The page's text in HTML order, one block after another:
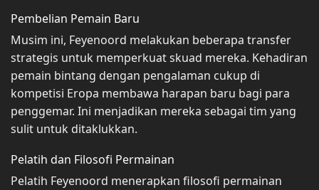
Pembelian Pemain Baru
Musim ini, Feyenoord melakukan beberapa transfer
strategis untuk memperkuat skuad mereka. Kehadiran
pemain bintang dengan pengalaman cukup di
kompetisi Eropa membawa harapan baru bagi para
penggemar. Ini menjadikan mereka sebagai tim yang
sulit untuk ditaklukkan.
Pelatih dan Filosofi Permainan
Pelatih Feyenoord menerapkan filosofi permainan